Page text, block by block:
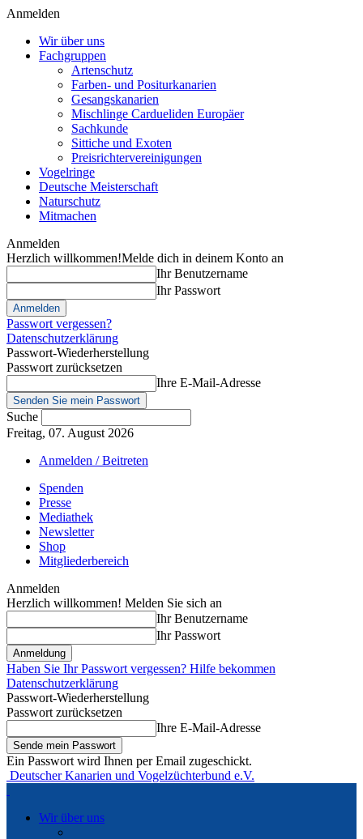
Anmelden
Wir über uns
Fachgruppen
Artenschutz
Farben- und Positurkanarien
Gesangskanarien
Mischlinge Cardueliden Europäer
Sachkunde
Sittiche und Exoten
Preisrichtervereinigungen
Vogelringe
Deutsche Meisterschaft
Naturschutz
Mitmachen
Anmelden
Herzlich willkommen!Melde dich in deinem Konto an
Ihr Benutzername
Ihr Passwort
Passwort vergessen?
Datenschutzerklärung
Passwort-Wiederherstellung
Passwort zurücksetzen
Ihre E-Mail-Adresse
Suche
Freitag, 07. August 2026
Anmelden / Beitreten
Spenden
Presse
Mediathek
Newsletter
Shop
Mitgliederbereich
Anmelden
Herzlich willkommen! Melden Sie sich an
Ihr Benutzername
Ihr Passwort
Haben Sie Ihr Passwort vergessen? Hilfe bekommen
Datenschutzerklärung
Passwort-Wiederherstellung
Passwort zurücksetzen
Ihre E-Mail-Adresse
Ein Passwort wird Ihnen per Email zugeschickt.
Deutscher Kanarien und Vogelzüchterbund e.V.
Wir über uns